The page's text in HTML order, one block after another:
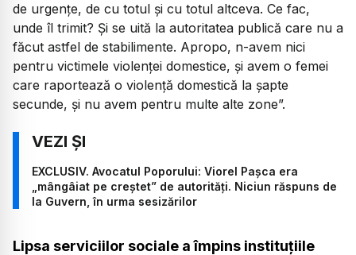
de urgențe, de cu totul și cu totul altceva. Ce fac,
unde îl trimit? Și se uită la autoritatea publică care nu a
făcut astfel de stabilimente. Apropo, n-avem nici
pentru victimele violenței domestice, și avem o femei
care raportează o violență domestică la șapte
secunde, și nu avem pentru multe alte zone”.
EXCLUSIV. Avocatul Poporului: Viorel Pașca era
„mângâiat pe creștet” de autorități. Niciun răspuns de
la Guvern, în urma sesizărilor
Lipsa serviciilor sociale a împins instituțiile